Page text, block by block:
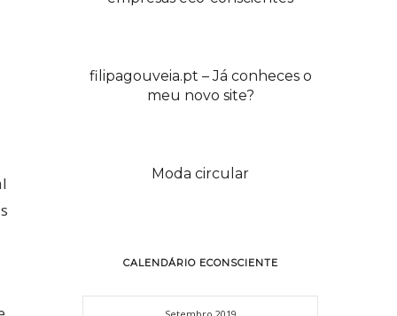
filipagouveia.pt – Já conheces o
meu novo site?
Moda circular
CALENDÁRIO ECONSCIENTE